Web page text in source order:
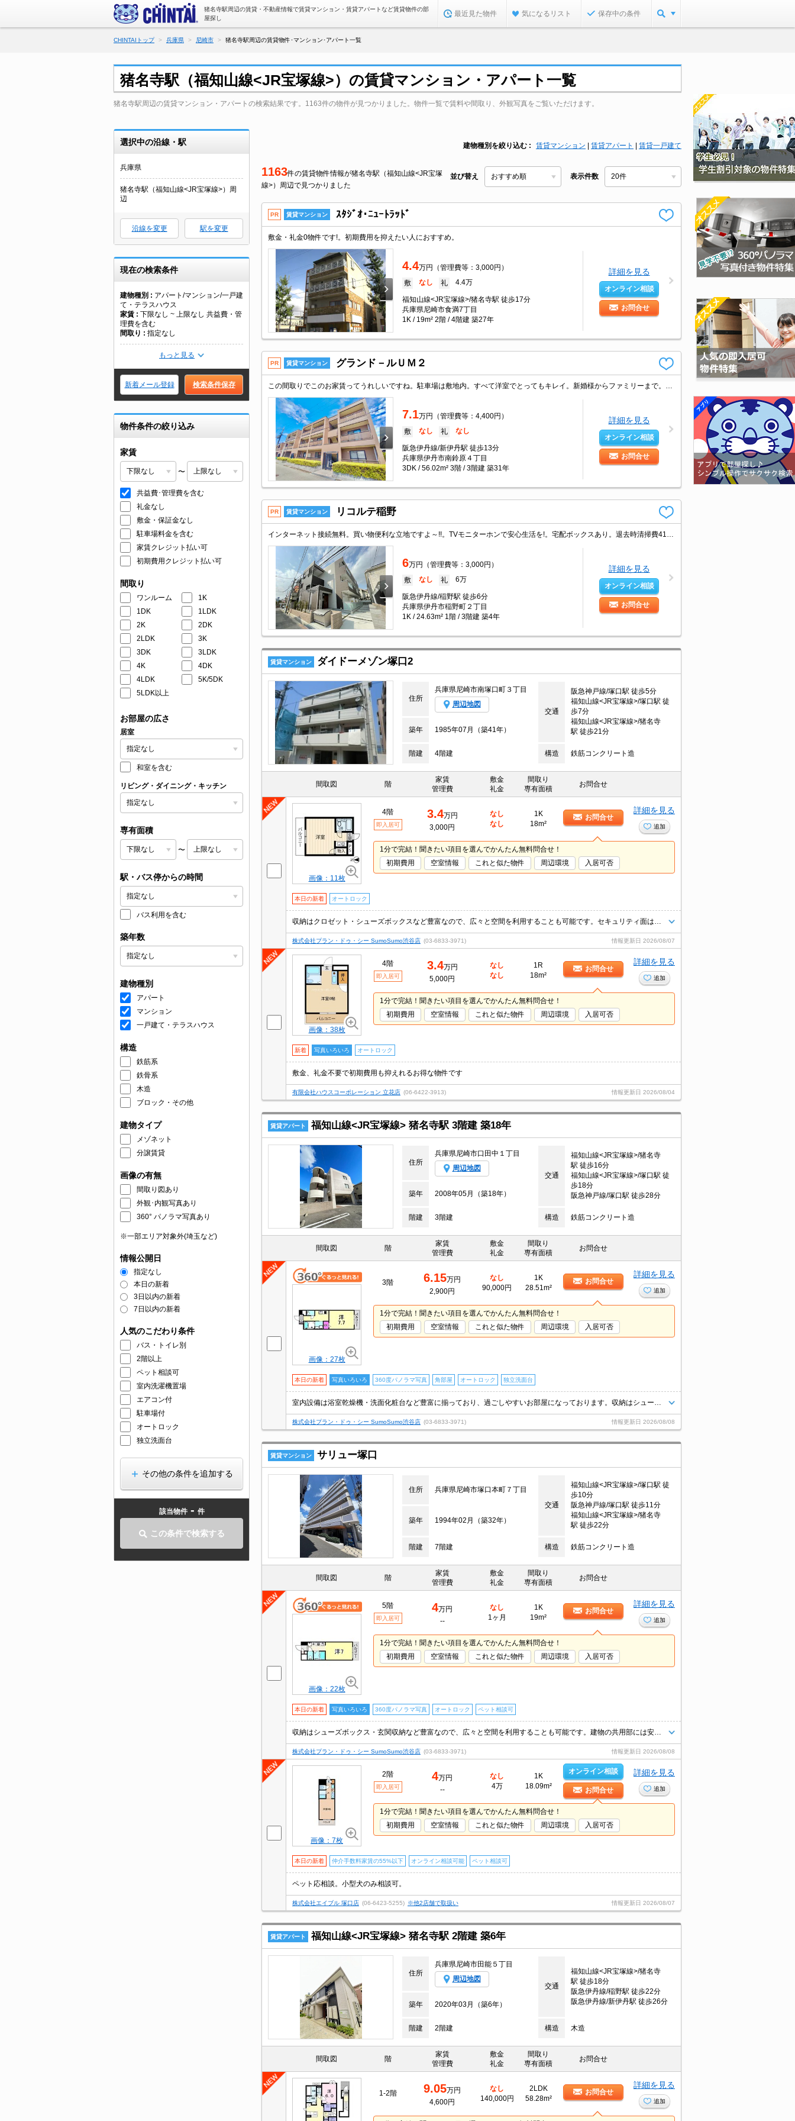
猪名寺駅周辺の賃貸・不動産情報で賃貸マンション・賃貸アパートなど賃貸物件の部
屋探し
最近見た物件 気になるリスト 保存中の条件
CHINTAIトップ 兵庫県 尼崎市 猪名寺駅周辺の賃貸物件･マンション･アパート一覧
猪名寺駅（福知山線<JR宝塚線>）の賃貸マンション・アパート一覧
猪名寺駅周辺の賃貸マンション・アパートの検索結果です。1163件の物件が見つかりました。物件一覧で賃料や間取り、外観写真をご覧いただけます。
選択中の沿線・駅
兵庫県
猪名寺駅（福知山線<JR宝塚線>）周
辺
沿線を変更 駅を変更
現在の検索条件
建物種別
アパート/マンション/一戸建
て・テラスハウス
家賃
下限なし ~ 上限なし 共益費・管
理費を含む
間取り
指定なし
もっと見る
新着メール登録 検索条件保存
物件条件の絞り込み
家賃
〜
共益費･管理費を含む
礼金なし
敷金・保証金なし
駐車場料金を含む
家賃クレジット払い可
初期費用クレジット払い可
間取り
ワンルーム
1K
1DK
1LDK
2K
2DK
2LDK
3K
3DK
3LDK
4K
4DK
4LDK
5K/5DK
5LDK以上
お部屋の広さ
居室
和室を含む
リビング・ダイニング・キッチン
専有面積
〜
駅・バス停からの時間
バス利用を含む
築年数
建物種別
アパート
マンション
一戸建て・テラスハウス
構造
鉄筋系
鉄骨系
木造
ブロック・その他
建物タイプ
メゾネット
分譲賃貸
画像の有無
間取り図あり
外観･内観写真あり
360° パノラマ写真あり
※一部エリア対象外(埼玉など)
情報公開日
指定なし
本日の新着
3日以内の新着
7日以内の新着
人気のこだわり条件
バス・トイレ別
2階以上
ペット相談可
室内洗濯機置場
エアコン付
駐車場付
オートロック
独立洗面台
その他の条件を追加する
該当物件 - 件
この条件で検索する
建物種別を絞り込む 賃貸マンション 賃貸アパート 賃貸一戸建て
1163件の賃貸物件情報が猪名寺駅（福知山線<JR宝塚
線>）周辺で見つかりました
並び替え 表示件数
PR 賃貸マンション ｽﾀｼﾞｵ･ﾆｭｰﾄﾗｯﾄﾞ
敷金・礼金0物件です!。初期費用を抑えたい人におすすめ。
4.4万円（管理費等：3,000円）
敷 なし 礼 4.4万
福知山線<JR宝塚線>/猪名寺駅 徒歩17分
兵庫県尼崎市食満7丁目
1K / 19m² 2階 / 4階建 築27年
詳細を見る
オンライン相談
お問合せ
PR 賃貸マンション グランド－ルＵＭ２
7.1万円（管理費等：4,400円）
敷 なし 礼 なし
阪急伊丹線/新伊丹駅 徒歩13分
兵庫県伊丹市南鈴原４丁目
3DK / 56.02m² 3階 / 3階建 築31年
詳細を見る
オンライン相談
お問合せ
PR 賃貸マンション リコルテ稲野
6万円（管理費等：3,000円）
敷 なし 礼 6万
阪急伊丹線/稲野駅 徒歩6分
兵庫県伊丹市稲野町２丁目
1K / 24.63m² 1階 / 3階建 築4年
詳細を見る
オンライン相談
お問合せ
賃貸マンション ダイドーメゾン塚口2
住所
兵庫県尼崎市南塚口町３丁目
周辺地図
交通
阪急神戸線/塚口駅 徒歩5分
福知山線<JR宝塚線>/塚口駅 徒
歩7分
福知山線<JR宝塚線>/猪名寺
駅 徒歩21分
築年 1985年07月（築41年）
階建 4階建 構造 鉄筋コンクリート造
間取図 階
家賃
管理費
敷金
礼金
間取り
専有面積
お問合せ
画像：11枚
4階
即入居可
3.4万円
3,000円
なし
なし
1K
18m²
お問合せ
詳細を見る
追加
1分で完結！聞きたい項目を選んでかんたん無料問合せ！
初期費用
空室情報 これと似た物件 周辺環境 入居可否
本日の新着 オートロック
株式会社プラン・ドゥ・シー SumoSumo渋谷店 (03-6833-3971) 情報更新日 2026/08/07
画像：38枚
4階
即入居可
3.4万円
5,000円
なし
なし
1R
18m²
お問合せ
詳細を見る
追加
1分で完結！聞きたい項目を選んでかんたん無料問合せ！
初期費用
空室情報 これと似た物件 周辺環境 入居可否
新着 写真いろいろ オートロック
敷金、礼金不要で初期費用も抑えれるお得な物件です
有限会社ハウスコーポレーション 立花店 (06-6422-3913) 情報更新日 2026/08/04
賃貸アパート 福知山線<JR宝塚線> 猪名寺駅 3階建 築18年
住所
兵庫県尼崎市口田中１丁目
周辺地図
交通
福知山線<JR宝塚線>/猪名寺
駅 徒歩16分
福知山線<JR宝塚線>/塚口駅 徒
歩18分
阪急神戸線/塚口駅 徒歩28分
築年 2008年05月（築18年）
階建 3階建 構造 鉄筋コンクリート造
間取図 階
家賃
管理費
敷金
礼金
間取り
専有面積
お問合せ
画像：27枚
3階 6.15万円
2,900円
なし
90,000円
1K
28.51m²
お問合せ
詳細を見る
追加
1分で完結！聞きたい項目を選んでかんたん無料問合せ！
初期費用
空室情報 これと似た物件 周辺環境 入居可否
本日の新着 写真いろいろ 360度パノラマ写真 角部屋 オートロック 独立洗面台
株式会社プラン・ドゥ・シー SumoSumo渋谷店 (03-6833-3971) 情報更新日 2026/08/08
賃貸マンション サリュー塚口
住所 兵庫県尼崎市塚口本町７丁目
交通
福知山線<JR宝塚線>/塚口駅 徒
歩10分
阪急神戸線/塚口駅 徒歩11分
福知山線<JR宝塚線>/猪名寺
駅 徒歩22分
築年 1994年02月（築32年）
階建 7階建 構造 鉄筋コンクリート造
間取図 階
家賃
管理費
敷金
礼金
間取り
専有面積
お問合せ
画像：22枚
5階
即入居可
4万円
--
なし
1ヶ月
1K
19m²
お問合せ
詳細を見る
追加
1分で完結！聞きたい項目を選んでかんたん無料問合せ！
初期費用
空室情報 これと似た物件 周辺環境 入居可否
本日の新着 写真いろいろ 360度パノラマ写真 オートロック ペット相談可
株式会社プラン・ドゥ・シー SumoSumo渋谷店 (03-6833-3971) 情報更新日 2026/08/08
画像：7枚
2階
即入居可
4万円
--
なし
4万
1K
18.09m²
オンライン相談
お問合せ
詳細を見る
追加
1分で完結！聞きたい項目を選んでかんたん無料問合せ！
初期費用
空室情報 これと似た物件 周辺環境 入居可否
本日の新着 仲介手数料家賃の55%以下 オンライン相談可能 ペット相談可
ペット応相談。小型犬のみ相談可。
株式会社エイブル 塚口店 (06-6423-5255) ※他2店舗で取扱い 情報更新日 2026/08/07
賃貸アパート 福知山線<JR宝塚線> 猪名寺駅 2階建 築6年
住所
兵庫県尼崎市田能５丁目
周辺地図
交通
福知山線<JR宝塚線>/猪名寺
駅 徒歩18分
阪急伊丹線/稲野駅 徒歩22分
阪急伊丹線/新伊丹駅 徒歩26分
築年 2020年03月（築6年）
階建 2階建 構造 木造
間取図 階
家賃
管理費
敷金
礼金
間取り
専有面積
お問合せ
1-2階 9.05万円
4,600円
なし
140,000円
2LDK
58.28m²
お問合せ
詳細を見る
追加